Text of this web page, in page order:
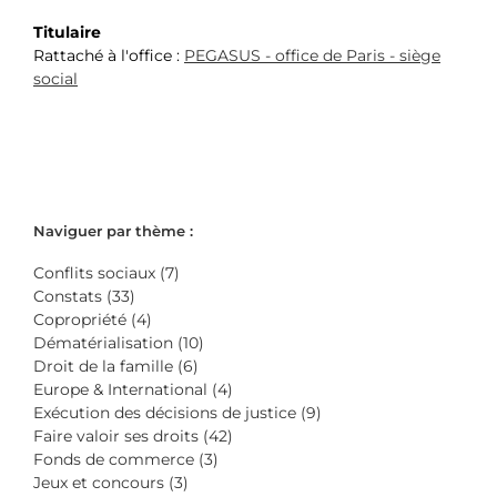
Titulaire
Rattaché à l'office : PEGASUS - office de Paris - siège
social
Naviguer par thème :
Conflits sociaux (7)
Constats (33)
Copropriété (4)
Dématérialisation (10)
Droit de la famille (6)
Europe & International (4)
Exécution des décisions de justice (9)
Faire valoir ses droits (42)
Fonds de commerce (3)
Jeux et concours (3)